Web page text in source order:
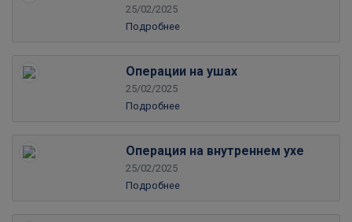
25/02/2025
Подробнее
Операции на ушах
25/02/2025
Подробнее
Операция на внутреннем ухе
25/02/2025
Подробнее